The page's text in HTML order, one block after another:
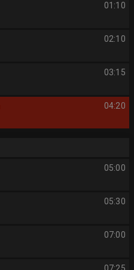
01:10
02:10
03:15
04:20
05:00
05:30
07:00